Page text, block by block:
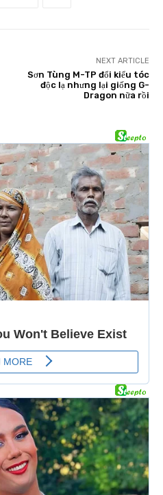
NEXT ARTICLE
Sơn Tùng M-TP đổi kiểu tóc
độc lạ nhưng lại giống G-
Dragon nữa rồi